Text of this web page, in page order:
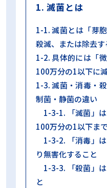
1. 滅菌とは
1-1. 滅菌とは「芽
殺滅、または除去す
1-2. 具体的には「
100万分の1以下に減
1-3. 滅菌・消毒・
制菌・静菌の違い
1-3-1. 「滅菌」
100万分の1以下ま
1-3-2. 「消毒」
り無害化すること
1-3-3. 「殺菌」
と